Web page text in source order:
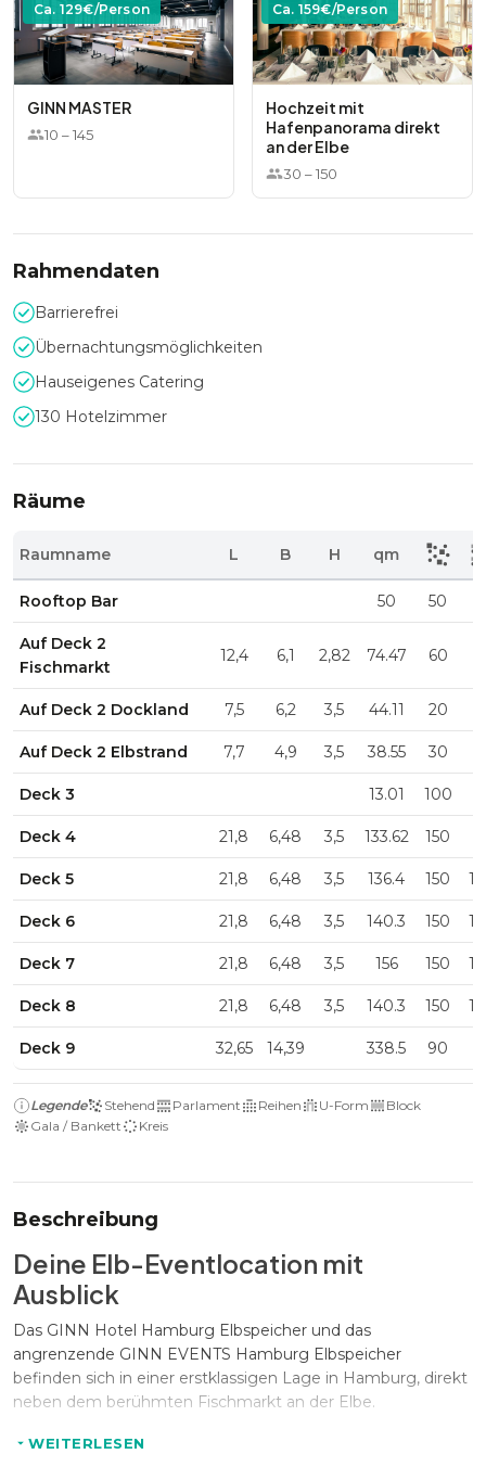
Ca. 129€/Person
GINN MASTER
10 –145
Ca. 159€/Person
Hochzeit mit
Hafenpanorama direkt
an der Elbe
30 –150
Rahmendaten
Barrierefrei
Übernachtungsmöglichkeiten
Hauseigenes Catering
130 Hotelzimmer
Räume
Raumname L B H qm
Rooftop Bar 50 50
Auf Deck 2
Fischmarkt
12,4 6,1 2,82 74.47 60
Auf Deck 2 Dockland 7,5 6,2 3,5 44.11 20
Auf Deck 2 Elbstrand 7,7 4,9 3,5 38.55 30
Deck 3 13.01 100
Deck 4 21,8 6,48 3,5 133.62 150
Deck 5 21,8 6,48 3,5 136.4 150
Deck 6 21,8 6,48 3,5 140.3 150
Deck 7 21,8 6,48 3,5 156 150
Deck 8 21,8 6,48 3,5 140.3 150
Deck 9 32,65 14,39 338.5 90
Legende Stehend Parlament Reihen U-Form
Block
Gala / Bankett
Kreis
Beschreibung
Deine Elb-Eventlocation mit
Ausblick
Das GINN Hotel Hamburg Elbspeicher und das
angrenzende GINN EVENTS Hamburg Elbspeicher
befinden sich in einer erstklassigen Lage in Hamburg, direkt
neben dem berühmten Fischmarkt an der Elbe.
Inspiriert vom Loft-Charakter des Elbspeichers bietet das
WEITERLESEN